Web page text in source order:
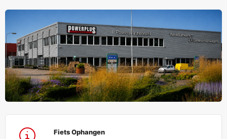
Fiets Ophangen